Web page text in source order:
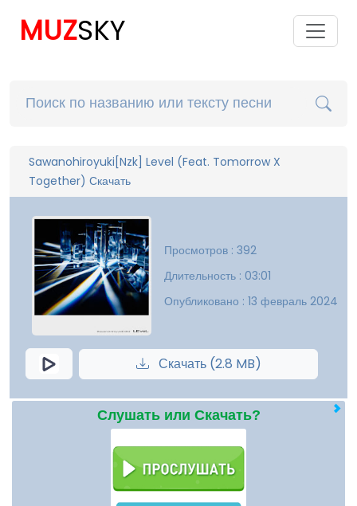
MUZSKY
Sawanohiroyuki[Nzk] Level (Feat. Tomorrow X
Together) Скачать
Просмотров : 392
Длительность : 03:01
Опубликовано : 13 февраль 2024
Скачать (2.8 MB)
Слушать или Скачать?